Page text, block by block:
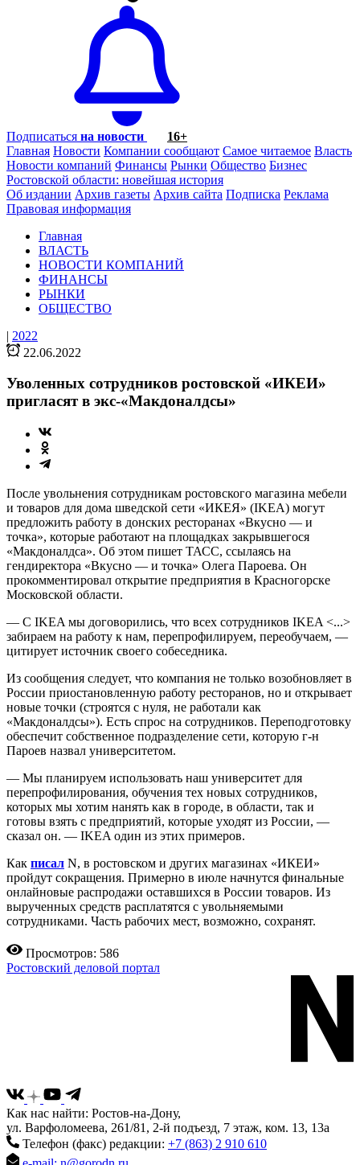
Подписаться на новости
16+
Главная Новости Компании сообщают Самое читаемое Власть
Новости компаний Финансы Рынки Общество Бизнес
Ростовской области: новейшая история
Об издании Архив газеты Архив сайта Подписка Реклама
Правовая информация
Главная
ВЛАСТЬ
НОВОСТИ КОМПАНИЙ
ФИНАНСЫ
РЫНКИ
ОБЩЕСТВО
| 2022
22.06.2022
Уволенных сотрудников ростовской «ИКЕИ»
пригласят в экс-«Макдоналдсы»
После увольнения сотрудникам ростовского магазина мебели
и товаров для дома шведской сети «ИКЕЯ» (IKEA) могут
предложить работу в донских ресторанах «Вкусно — и
точка», которые работают на площадках закрывшегося
«Макдоналдса». Об этом пишет ТАСС, ссылаясь на
гендиректора «Вкусно — и точка» Олега Пароева. Он
прокомментировал открытие предприятия в Красногорске
Московской области.
— С IKEA мы договорились, что всех сотрудников IKEA <...>
забираем на работу к нам, перепрофилируем, переобучаем, —
цитирует источник своего собеседника.
Из сообщения следует, что компания не только возобновляет в
России приостановленную работу ресторанов, но и открывает
новые точки (строятся с нуля, не работали как
«Макдоналдсы»). Есть спрос на сотрудников. Переподготовку
обеспечит собственное подразделение сети, которую г-н
Пароев назвал университетом.
— Мы планируем использовать наш университет для
перепрофилирования, обучения тех новых сотрудников,
которых мы хотим нанять как в городе, в области, так и
готовы взять с предприятий, которые уходят из России, —
сказал он. — IKEA один из этих примеров.
Как писал N, в ростовском и других магазинах «ИКЕИ»
пройдут сокращения. Примерно в июле начнутся финальные
онлайновые распродажи оставшихся в России товаров. Из
вырученных средств расплатятся с увольняемыми
сотрудниками. Часть рабочих мест, возможно, сохранят.
Просмотров: 586
Ростовский деловой портал
Как нас найти: Ростов-на-Дону,
ул. Варфоломеева, 261/81, 2-й подъезд, 7 этаж, ком. 13, 13а
Телефон (факс) редакции: +7 (863) 2 910 610